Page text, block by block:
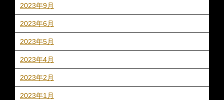
2023年9月
2023年6月
2023年5月
2023年4月
2023年2月
2023年1月